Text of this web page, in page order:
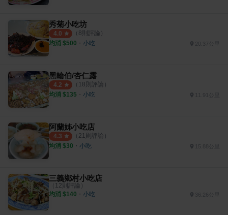
秀菊小吃坊
4.0 （ 8則評論）
均消 $500 ・ 小吃
黑輪伯/杏仁露
4.2 （ 18則評論）
均消 $135 ・ 小吃
阿蘭姊小吃店
4.3 （ 21則評論）
均消 $30 ・ 小吃 15.88公里
三義鄉村小吃店
（ 12則評論）
均消 $140 ・ 小吃